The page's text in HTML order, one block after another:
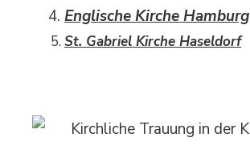
Englische Kirche Hamburg
St. Gabriel Kirche Haseldorf